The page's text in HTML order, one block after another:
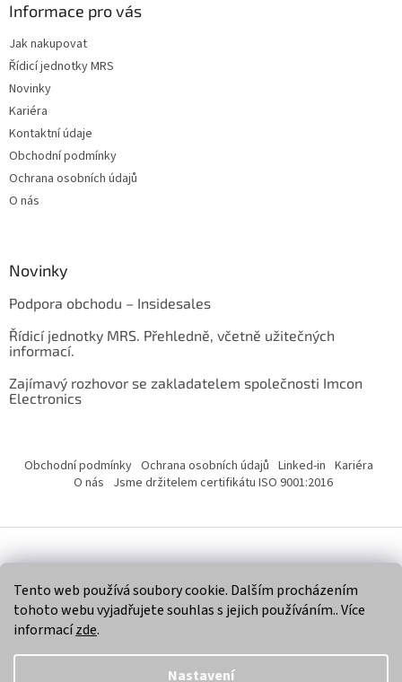
Tento web používá soubory cookie. Dalším procházením
tohoto webu vyjadřujete souhlas s jejich používáním.. Více
informacízde.
Nastavení
Informace pro vás
Jak nakupovat
Řídicí jednotky MRS
Novinky
Kariéra
Kontaktní údaje
Obchodní podmínky
Ochrana osobních údajů
O nás
Novinky
Podpora obchodu – Insidesales
Řídicí jednotky MRS. Přehledně, včetně užitečných
informací.
Zajímavý rozhovor se zakladatelem společnosti Imcon
Electronics
Obchodní podmínky Ochrana osobních údajů Linked-in Kariéra
O nás Jsme držitelem certifikátu ISO 9001:2016
Copyright 2026